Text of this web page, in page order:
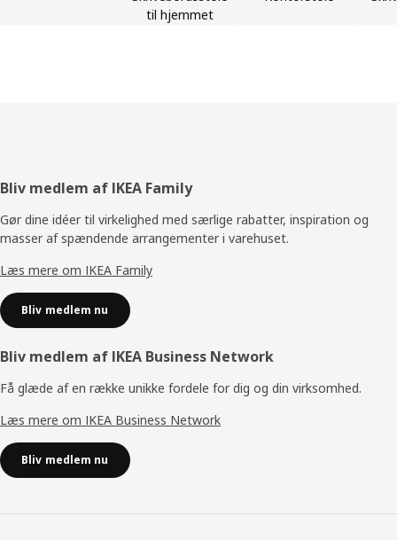
til hjemmet
Footer
Bliv medlem af IKEA Family
Gør dine idéer til virkelighed med særlige rabatter, inspiration og
masser af spændende arrangementer i varehuset.
Læs mere om IKEA Family
Bliv medlem nu
Bliv medlem af IKEA Business Network
Få glæde af en række unikke fordele for dig og din virksomhed.
Læs mere om IKEA Business Network
Bliv medlem nu